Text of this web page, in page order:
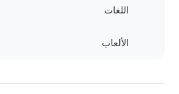
اللغات
الألعاب